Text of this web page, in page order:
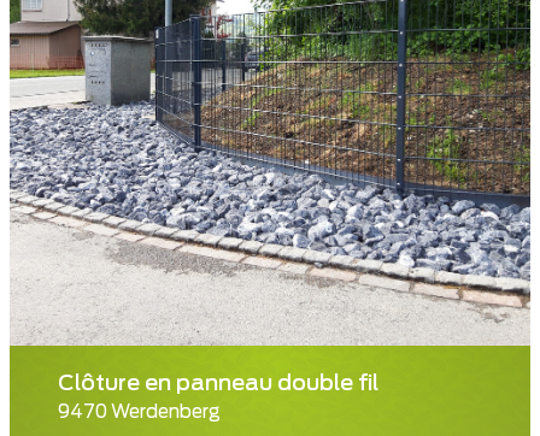
Clôture en panneau double fil
9470 Werdenberg